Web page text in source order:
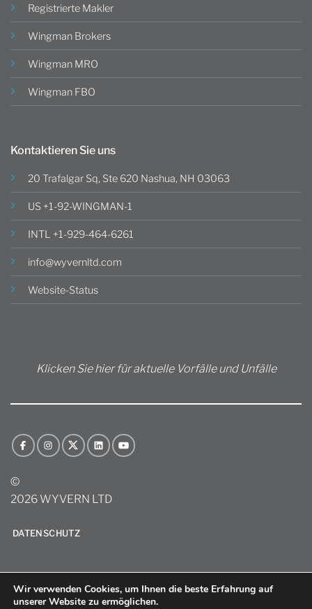
Registrierte Makler
Wingman Brokers
Wingman MRO
Wingman FBO
Kontaktieren Sie uns
20 Trafalgar Sq, Ste 620 Nashua, NH 03063
US +1-92-WINGMAN-1
INTL +1-929-464-6261
info@wyvernltd.com
Website-Status
Klicken Sie hier für aktuelle Vorfälle und Unfälle
©
2026 WYVERN LTD
DATENSCHUTZ
Wir verwenden Cookies, um Ihnen die beste Erfahrung auf
unserer Website zu ermöglichen.